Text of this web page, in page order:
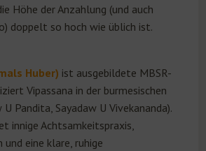
Höhe der Anzahlung (und auch
doppelt so hoch wie üblich ist.
Huber) ist ausgebildete MBSR-
Vipassana in der burmesischen
Pandita, Sayadaw U Vivekananda).
innige Achtsamkeitspraxis,
und eine klare, ruhige